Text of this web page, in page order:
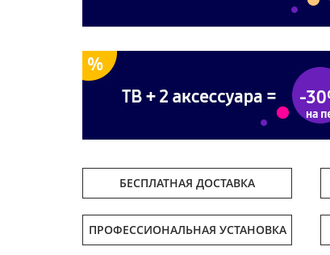
БЕСПЛАТНАЯ ДОСТАВКА
ПРОФЕССИОНАЛЬНАЯ УСТАНОВКА